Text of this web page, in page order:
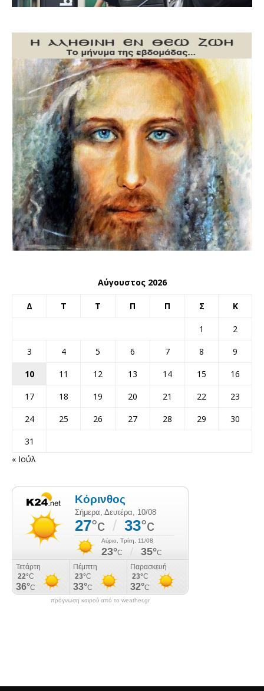
Αύγουστος 2026
Δ Τ Τ Π Π Σ Κ
1
2
3
4 5 6 7 8
9
10
11 12 13 14 15
16
17
18 19 20 21 22
23
24
25 26 27 28 29
30
31
« Ιούλ
πρόγνωση καιρού από το weather.gr